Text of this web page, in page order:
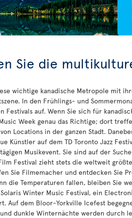
Sie die
wichtige kanadische Metropole mit
In den Frühlings- und
Festivals auf. Wenn Sie sich für
Week genau das Richtige; dort
Locations in der ganzen Stadt.
Künstler auf dem TD Toronto Jazz
Musikevent. Sie sind auf der
Festival zieht stets die weltweit
Sie Filmemacher und entdecken Sie
die Temperaturen fallen, bleiben Sie
Winter Music Festival, ein
Auf dem Bloor-Yorkville Icefest
dunkle Winternächte werden durch